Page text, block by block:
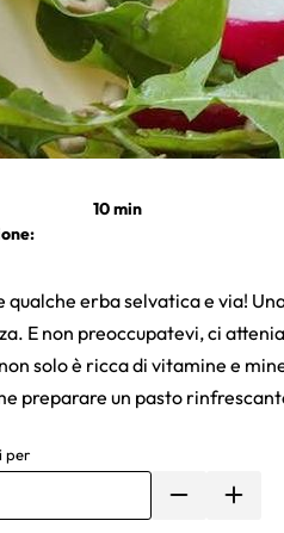
10 min
qualche erba selvatica e via!
E non preoccupatevi, ci
solo è ricca di vitamine e
preparare un pasto
per